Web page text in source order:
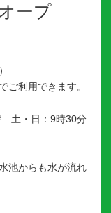
ープ
ご利用できます。
土・日：9時30分
池からも水が流れ